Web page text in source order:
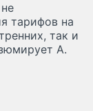
тарифов на
так и
А.